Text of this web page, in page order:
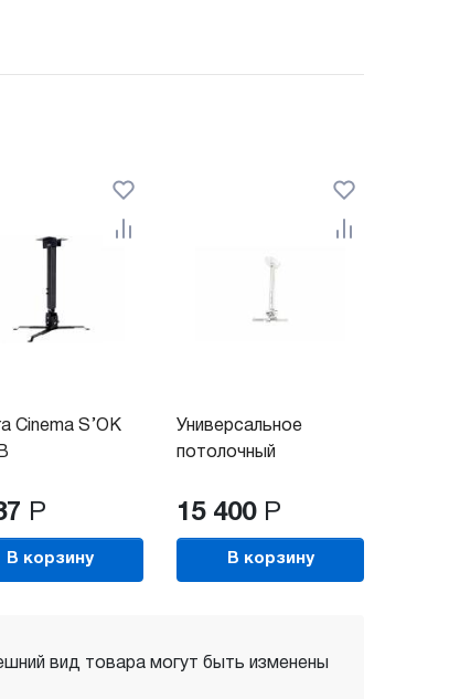
Cinema S’OK
Р
В корзину
Универсальное
потолочный
15 400 Р
В корзину
вид товара могут быть изменены